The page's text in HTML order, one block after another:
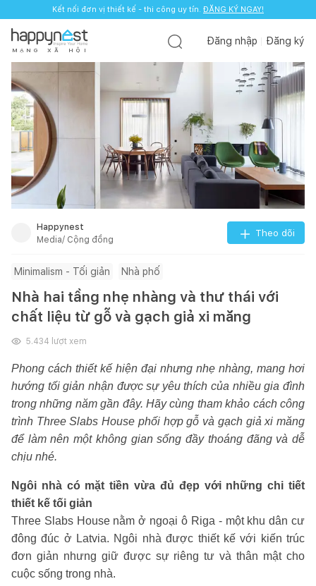
Kết nối đơn vị thiết kế - thi công uy tín. ĐĂNG KÝ NGAY!
M Ạ N G X Ã H Ộ I
Đăng nhập Đăng ký
Happynest
Media/ Cộng đồng
Theo dõi
Minimalism - Tối giản Nhà phố
Nhà hai tầng nhẹ nhàng và thư thái với
chất liệu từ gỗ và gạch giả xi măng
5.434 lượt xem
Phong cách thiết kế hiện đại nhưng nhẹ nhàng, mang hơi
hướng tối giản nhận được sự yêu thích của nhiều gia đình
trong những năm gần đây. Hãy cùng tham khảo cách công
trình Three Slabs House phối hợp gỗ và gạch giả xi măng
để làm nên một không gian sống đầy thoáng đãng và dễ
chịu nhé.
Ngôi nhà có mặt tiền vừa đủ đẹp với những chi tiết
thiết kế tối giản
Three Slabs House nằm ở ngoại ô Riga - một khu dân cư
đông đúc ở Latvia. Ngôi nhà được thiết kế với kiến trúc
đơn giản nhưng giữ được sự riêng tư và thân mật cho
cuộc sống trong nhà.